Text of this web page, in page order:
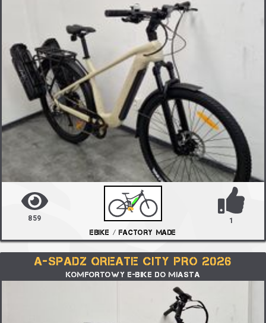
859
EBIKE / FACTORY MADE
1
A-SPADZ QREATE CITY PRO 2026
KOMFORTOWY E-BIKE DO MIASTA